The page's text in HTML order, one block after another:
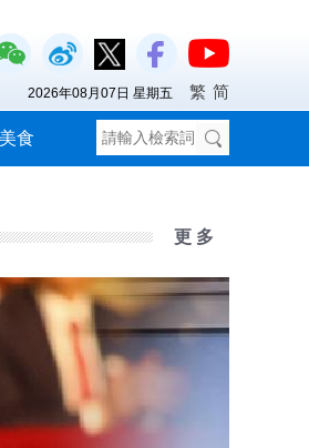
美食
2026年08月07日 星期五 繁 简
更 多